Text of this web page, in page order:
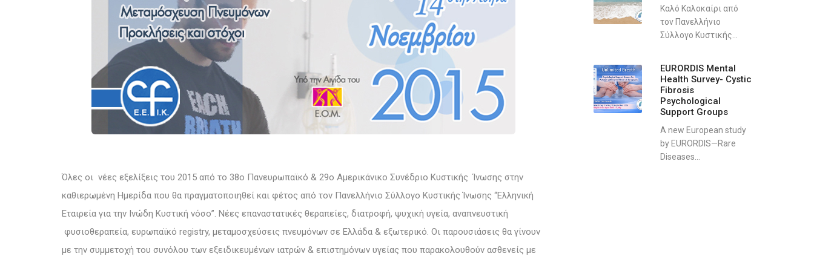
Όλες οι νέες εξελίξεις του 2015 από το 38ο Πανευρωπαϊκό & 29ο Αμερικάνικο Συνέδριο Κυστικής Ίνωσης στην
καθιερωμένη Ημερίδα που θα πραγματοποιηθεί και φέτος από τον Πανελλήνιο Σύλλογο Κυστικής Ίνωσης “Ελληνική
Εταιρεία για την Ινώδη Κυστική νόσο”. Νέες επαναστατικές θεραπείες, διατροφή, ψυχική υγεία, αναπνευστική
φυσιοθεραπεία, ευρωπαϊκό registry, μεταμοσχεύσεις πνευμόνων σε Ελλάδα & εξωτερικό. Οι παρουσιάσεις θα γίνουν
με την συμμετοχή του συνόλου των εξειδικευμένων ιατρών & επιστημόνων υγείας που παρακολουθούν ασθενείς με
Καλό Καλοκαίρι από
τον Πανελλήνιο
Σύλλογο Κυστικής...
EURORDIS Mental
Health Survey- Cystic
Fibrosis
Psychological
Support Groups
A new European study
by EURORDIS—Rare
Diseases...